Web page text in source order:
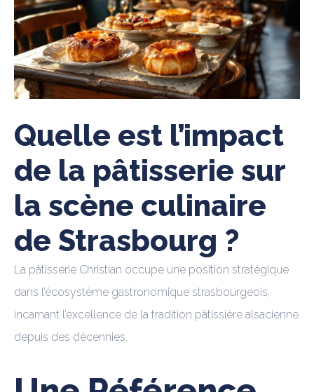
Quelle est l’impact
de la pâtisserie sur
la scène culinaire
de Strasbourg ?
La pâtisserie Christian occupe une position stratégique
dans l’écosystème gastronomique strasbourgeois,
incarnant l’excellence de la tradition pâtissière alsacienne
depuis des décennies.